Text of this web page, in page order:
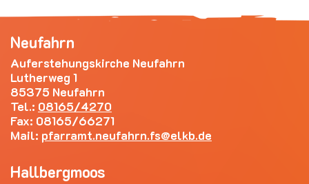
Neufahrn
Auferstehungskirche Neufahrn
Lutherweg 1
85375 Neufahrn
Tel.: 08165/4270
Fax: 08165/66271
Mail: pfarramt.neufahrn.fs elkb.de
Hallbergmoos